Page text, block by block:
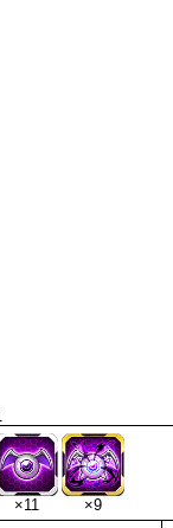
×11
×9